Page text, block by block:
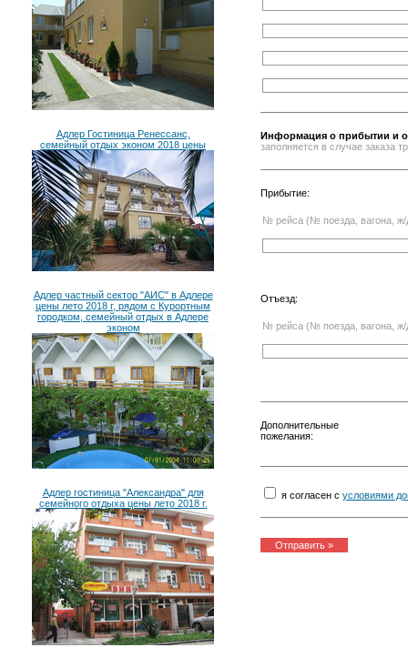
Адлер Гостиница Ренессанс,
семейный отдых эконом 2018 цены
Адлер частный сектор "АИС" в Адлере
цены лето 2018 г, рядом с Курортным
городком, семейный отдых в Адлере
эконом
Адлер гостиница "Александра" для
семейного отдыха цены лето 2018 г.
Информация о прибытии и
заполняется в случае заказа
Прибытие:
№ рейса (№ поезда, вагона, ж/
Отъезд:
№ рейса (№ поезда, вагона, ж/
Дополнительные
пожелания:
я согласен с условиями